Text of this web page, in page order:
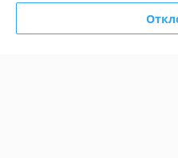
Покупатель